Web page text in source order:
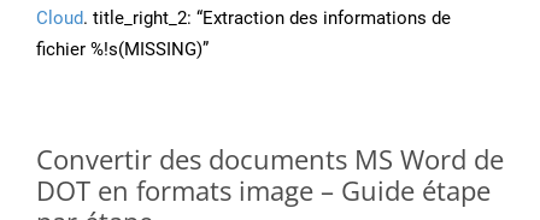
Cloud. title_right_2: “Extraction des informations de
fichier %!s(MISSING)”
Convertir des documents MS Word de
DOT en formats image – Guide étape